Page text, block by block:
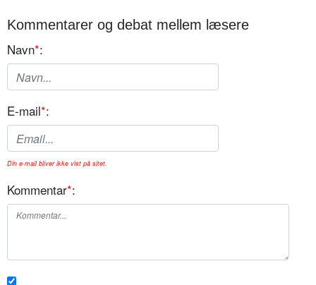
Kommentarer og debat mellem læsere
Navn*:
E-mail*:
Din e-mail bliver ikke vist på sitet.
Kommentar*: